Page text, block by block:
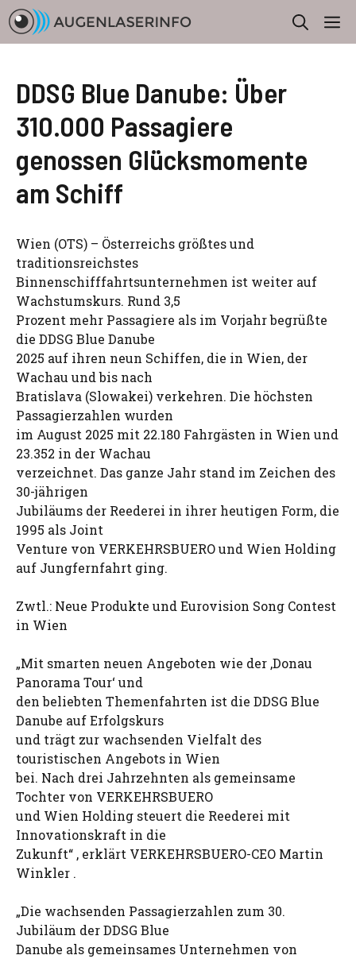
Zum
Inhalt
springen
DDSG Blue Danube: Über
310.000 Passagiere
genossen Glücksmomente
am Schiff
Wien (OTS) – Österreichs größtes und
traditionsreichstes
Binnenschifffahrtsunternehmen ist weiter auf
Wachstumskurs. Rund 3,5
Prozent mehr Passagiere als im Vorjahr begrüßte
die DDSG Blue Danube
2025 auf ihren neun Schiffen, die in Wien, der
Wachau und bis nach
Bratislava (Slowakei) verkehren. Die höchsten
Passagierzahlen wurden
im August 2025 mit 22.180 Fahrgästen in Wien und
23.352 in der Wachau
verzeichnet. Das ganze Jahr stand im Zeichen des
30-jährigen
Jubiläums der Reederei in ihrer heutigen Form, die
1995 als Joint
Venture von VERKEHRSBUERO und Wien Holding
auf Jungfernfahrt ging.
Zwtl.: Neue Produkte und Eurovision Song Contest
in Wien
„Mit smarten neuen Angeboten wie der ‚Donau
Panorama Tour‘ und
den beliebten Themenfahrten ist die DDSG Blue
Danube auf Erfolgskurs
und trägt zur wachsenden Vielfalt des
touristischen Angebots in Wien
bei. Nach drei Jahrzehnten als gemeinsame
Tochter von VERKEHRSBUERO
und Wien Holding steuert die Reederei mit
Innovationskraft in die
Zukunft“ , erklärt VERKEHRSBUERO-CEO Martin
Winkler .
„Die wachsenden Passagierzahlen zum 30.
Jubiläum der DDSG Blue
Danube als gemeinsames Unternehmen von